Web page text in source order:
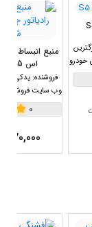
خودرو
منبع انبساط آب
اس 5 s5 شرکتی
فروشنده: یدکی
وب سایت فروش
0